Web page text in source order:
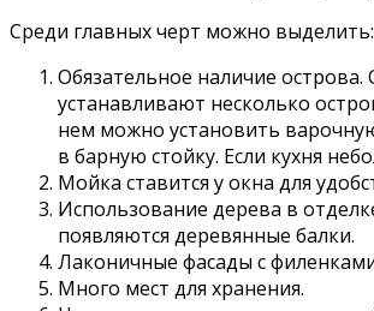
Среди главных черт можно выделить:
Обязательное наличие
устанавливают несколько
нем можно установить
в барную стойку. Если кухня
Мойка ставится у окна для
Использование дерева в
появляются деревянные балки.
Лаконичные фасады с
Много мест для хранения.